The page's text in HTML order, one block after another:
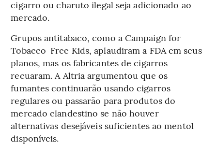
cigarro ou charuto ilegal seja adicionado ao
mercado.
Grupos antitabaco, como a Campaign for
Tobacco-Free Kids, aplaudiram a FDA em seus
planos, mas os fabricantes de cigarros
recuaram. A Altria argumentou que os
fumantes continuarão usando cigarros
regulares ou passarão para produtos do
mercado clandestino se não houver
alternativas desejáveis suficientes ao mentol
disponíveis.